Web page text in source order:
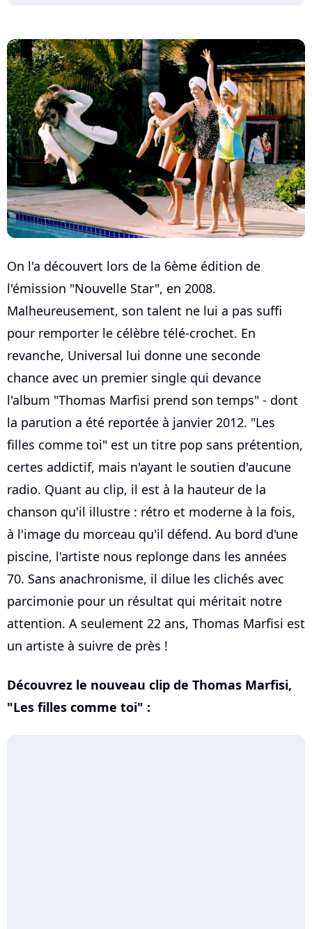
On l'a découvert lors de la 6ème édition de
l'émission "Nouvelle Star", en 2008.
Malheureusement, son talent ne lui a pas suffi
pour remporter le célèbre télé-crochet. En
revanche, Universal lui donne une seconde
chance avec un premier single qui devance
l'album "Thomas Marfisi prend son temps" - dont
la parution a été reportée à janvier 2012. "Les
filles comme toi" est un titre pop sans prétention,
certes addictif, mais n'ayant le soutien d'aucune
radio. Quant au clip, il est à la hauteur de la
chanson qu'il illustre : rétro et moderne à la fois,
à l'image du morceau qu'il défend. Au bord d'une
piscine, l'artiste nous replonge dans les années
70. Sans anachronisme, il dilue les clichés avec
parcimonie pour un résultat qui méritait notre
attention. A seulement 22 ans, Thomas Marfisi est
un artiste à suivre de près !
Découvrez le nouveau clip de Thomas Marfisi,
"Les filles comme toi" :